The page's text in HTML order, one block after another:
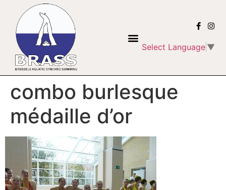
Select Language ▼
combo burlesque
médaille d’or